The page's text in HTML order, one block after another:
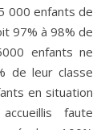
000 enfants de
97% à 98% de
enfants ne
de leur classe
en situation
faute